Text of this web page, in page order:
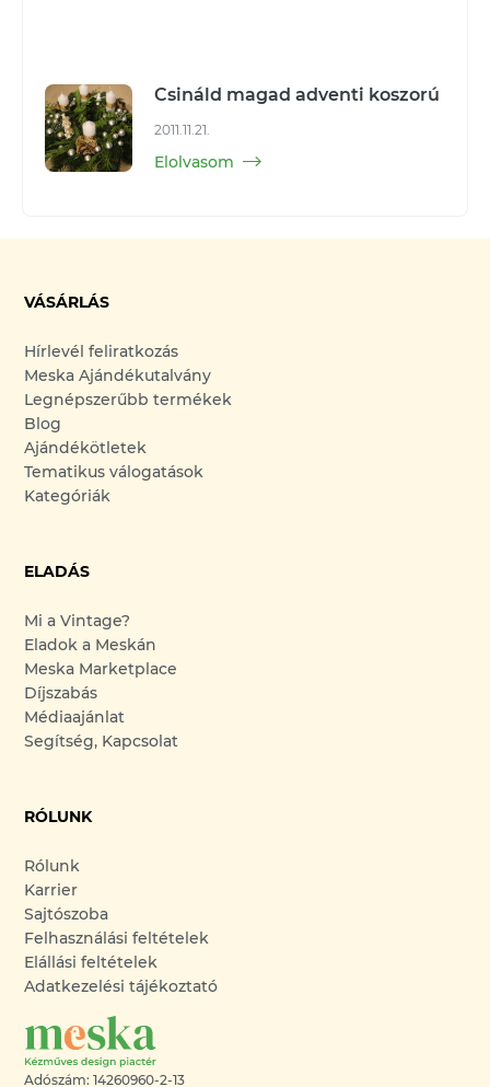
Csináld magad adventi koszorú
2011.11.21.
Elolvasom
VÁSÁRLÁS
Hírlevél feliratkozás
Meska Ajándékutalvány
Legnépszerűbb termékek
Blog
Ajándékötletek
Tematikus válogatások
Kategóriák
ELADÁS
Mi a Vintage?
Eladok a Meskán
Meska Marketplace
Díjszabás
Médiaajánlat
Segítség, Kapcsolat
RÓLUNK
Rólunk
Karrier
Sajtószoba
Felhasználási feltételek
Elállási feltételek
Adatkezelési tájékoztató
Adószám: 14260960-2-13